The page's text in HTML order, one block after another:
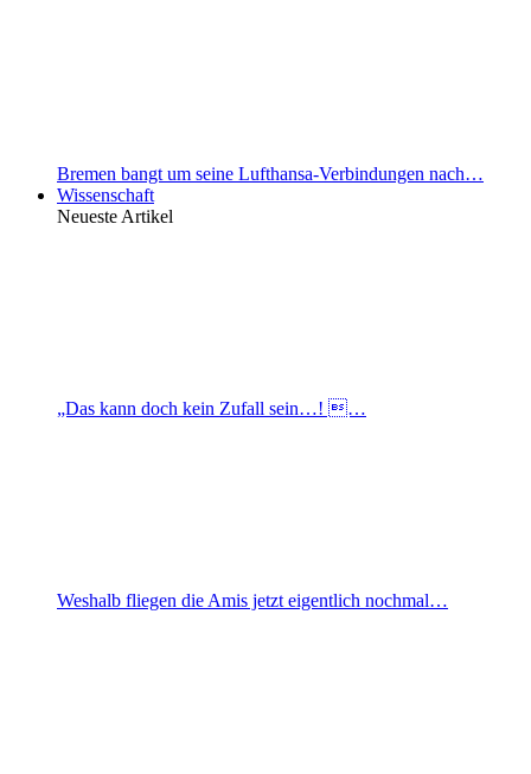
Bremen bangt um seine Lufthansa-Verbindungen nach…
Wissenschaft
Neueste Artikel
„Das kann doch kein Zufall sein…! …
Weshalb fliegen die Amis jetzt eigentlich nochmal…